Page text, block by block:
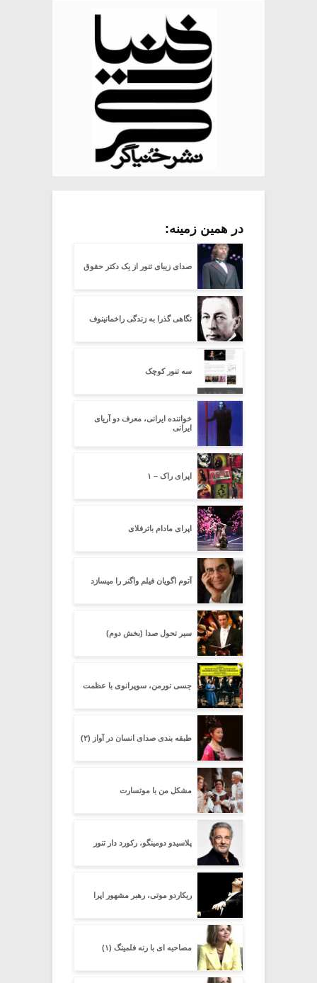
در همین زمینه:
صدای زیبای تنور از یک دکتر حقوق
نگاهی گذرا به زندگی راخمانینوف
سه تنور کوچک
خواننده ایرانی، معرف دو آریای
ایرانی
اپرای راک – ۱
اپرای مادام باترفلای
آتوم اگویان فیلم واگنر را میسازد
سیر تحول صدا (بخش دوم)
جسی نورمن، سوپرانوی با عظمت
طبقه بندی صدای انسان در آواز (۲)
مشکل من با موتسارت
پلاسیدو دومینگو، رکورد دار تنور
ریکاردو موتی، رهبر مشهور اپرا
مصاحبه ای با رنه فلمینگ (۱)